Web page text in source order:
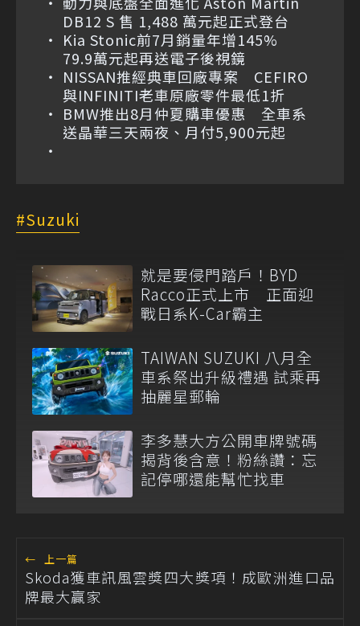
DB12 S 售 1,488 萬元起正式登台
Kia Stonic前7月銷量年增145%
79.9萬元起再送電子後視鏡
NISSAN推經典車回廠專案 CEFIRO
與INFINITI老車原廠零件最低1折
BMW推出8月仲夏購車優惠 全車系
送晶華三天兩夜、月付5,900元起
Suzuki
就是要侵門踏戶！BYD
Racco正式上市 正面迎
戰日系K-Car霸主
TAIWAN SUZUKI 八月全
車系祭出升級禮遇 試乘再
抽麗星郵輪
李多慧大方公開車牌號碼
揭背後含意！粉絲讚：忘
記停哪還能幫忙找車
← 上一篇
Skoda獲車訊風雲獎四大獎項！成歐洲進口品
牌最大贏家